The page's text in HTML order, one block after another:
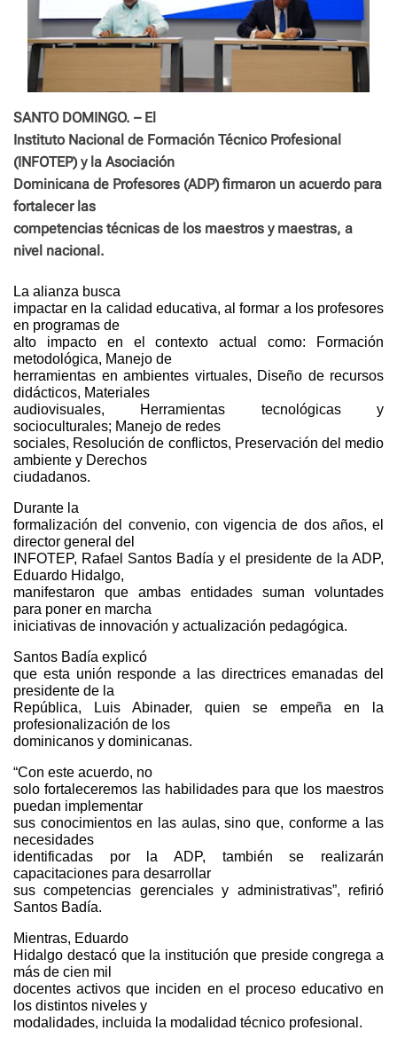
SANTO DOMINGO. – El
Instituto Nacional de Formación Técnico Profesional
(INFOTEP) y la Asociación
Dominicana de Profesores (ADP) firmaron un acuerdo para
fortalecer las
competencias técnicas de los maestros y maestras, a
nivel nacional.
La alianza busca
impactar en la calidad educativa, al formar a los profesores
en programas de
alto impacto en el contexto actual como: Formación
metodológica, Manejo de
herramientas en ambientes virtuales, Diseño de recursos
didácticos, Materiales
audiovisuales, Herramientas tecnológicas y
socioculturales; Manejo de redes
sociales, Resolución de conflictos, Preservación del medio
ambiente y Derechos
ciudadanos.
Durante la
formalización del convenio, con vigencia de dos años, el
director general del
INFOTEP, Rafael Santos Badía y el presidente de la ADP,
Eduardo Hidalgo,
manifestaron que ambas entidades suman voluntades
para poner en marcha
iniciativas de innovación y actualización pedagógica.
Santos Badía explicó
que esta unión responde a las directrices emanadas del
presidente de la
República, Luis Abinader, quien se empeña en la
profesionalización de los
dominicanos y dominicanas.
“Con este acuerdo, no
solo fortaleceremos las habilidades para que los maestros
puedan implementar
sus conocimientos en las aulas, sino que, conforme a las
necesidades
identificadas por la ADP, también se realizarán
capacitaciones para desarrollar
sus competencias gerenciales y administrativas”, refirió
Santos Badía.
Mientras, Eduardo
Hidalgo destacó que la institución que preside congrega a
más de cien mil
docentes activos que inciden en el proceso educativo en
los distintos niveles y
modalidades, incluida la modalidad técnico profesional.